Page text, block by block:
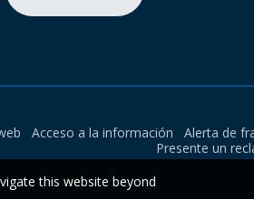
Acceso a la información
Alerta de
Presente un
this website beyond